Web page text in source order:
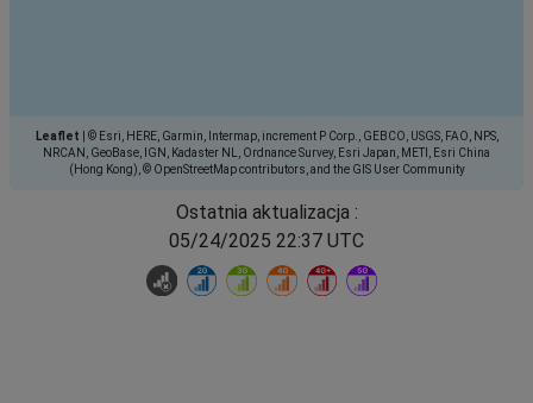
Leaflet
© Esri, HERE, Garmin, Intermap, increment P Corp., GEBCO, USGS, FAO, NPS,
NRCAN, GeoBase, IGN, Kadaster NL, Ordnance Survey, Esri Japan, METI, Esri China
(Hong Kong), © OpenStreetMap contributors, and the GIS User Community
Ostatnia aktualizacja :
05/24/2025 22:37 UTC